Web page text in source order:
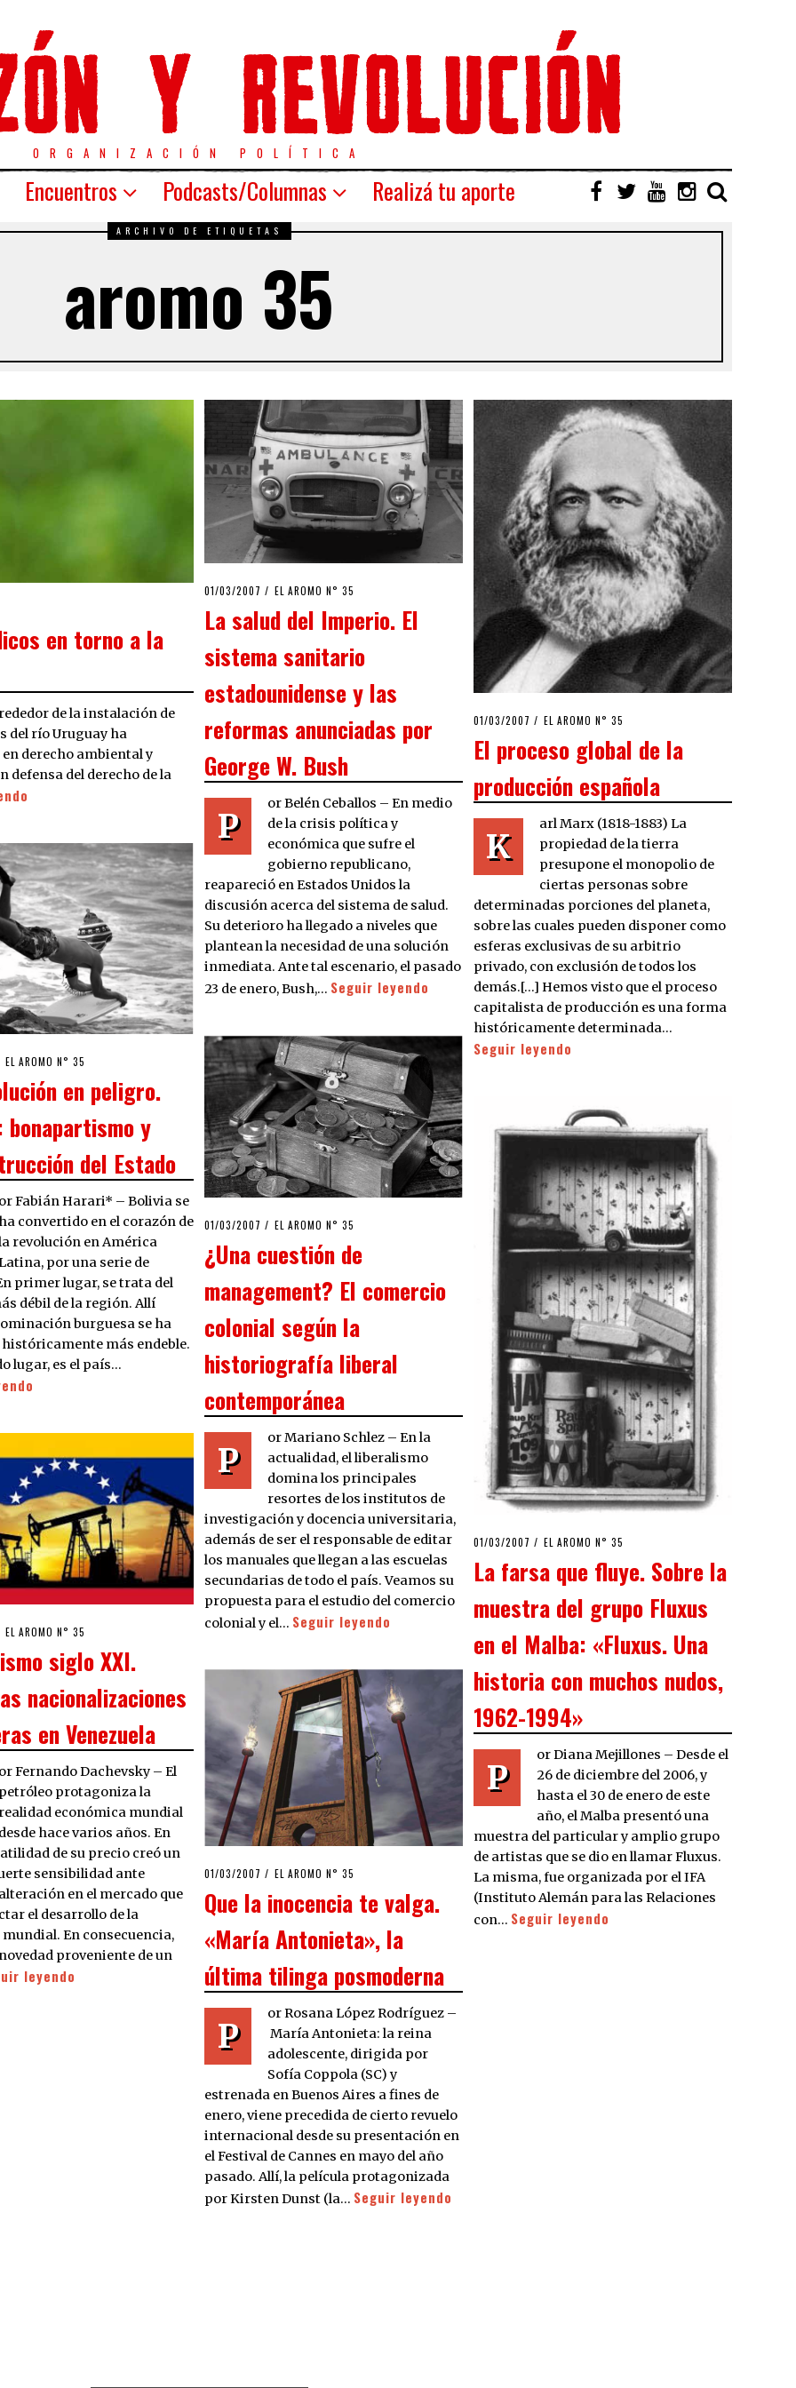
ORGANIZACIÓN POLÍTICA
Encuentros Podcasts/Columnas Realizá tu aporte
ARCHIVO DE ETIQUETAS
aromo 35
en torno a la
de la instalación de
del río Uruguay ha
derecho ambiental y
defensa del derecho de la
POSTED
01/03/2007 23/03/2020
EL AROMO N° 35
La salud del Imperio. El
sistema sanitario
estadounidense y las
reformas anunciadas por
George W. Bush
P
or Belén Ceballos – En medio
de la crisis política y
económica que sufre el
gobierno republicano,
reapareció en Estados Unidos la
discusión acerca del sistema de salud.
Su deterioro ha llegado a niveles que
plantean la necesidad de una solución
inmediata. Ante tal escenario, el pasado
23 de enero, Bush,… Seguir leyendo
POSTED
01/03/2007 23/03/2020
EL AROMO N° 35
El proceso global de la
producción española
K
arl Marx (1818-1883) La
propiedad de la tierra
presupone el monopolio de
ciertas personas sobre
determinadas porciones del planeta,
sobre las cuales pueden disponer como
esferas exclusivas de su arbitrio
privado, con exclusión de todos los
demás.[…] Hemos visto que el proceso
capitalista de producción es una forma
históricamente determinada…
Seguir leyendo
03/2020
EL AROMO N° 35
en peligro.
bonapartismo y
del Estado
or Fabián Harari* – Bolivia se
ha convertido en el corazón de
revolución en América
por una serie de
primer lugar, se trata del
débil de la región. Allí
burguesa se ha
más endeble.
lugar, es el país…
POSTED
01/03/2007 23/03/2020
EL AROMO N° 35
¿Una cuestión de
management? El comercio
colonial según la
historiografía liberal
contemporánea
P
or Mariano Schlez – En la
actualidad, el liberalismo
domina los principales
resortes de los institutos de
investigación y docencia universitaria,
además de ser el responsable de editar
los manuales que llegan a las escuelas
secundarias de todo el país. Veamos su
propuesta para el estudio del comercio
colonial y el… Seguir leyendo
POSTED
01/03/2007 23/03/2020
EL AROMO N° 35
La farsa que fluye. Sobre la
muestra del grupo Fluxus
en el Malba: «Fluxus. Una
historia con muchos nudos,
1962-1994»
P
or Diana Mejillones – Desde el
26 de diciembre del 2006, y
hasta el 30 de enero de este
año, el Malba presentó una
muestra del particular y amplio grupo
de artistas que se dio en llamar Fluxus.
La misma, fue organizada por el IFA
(Instituto Alemán para las Relaciones
con… Seguir leyendo
03/2020
EL AROMO N° 35
siglo XXI.
nacionalizaciones
en Venezuela
or Fernando Dachevsky – El
petróleo protagoniza la
realidad económica mundial
desde hace varios años. En
de su precio creó un
sensibilidad ante
en el mercado que
el desarrollo de la
En consecuencia,
proveniente de un
leyendo
POSTED
01/03/2007 23/03/2020
EL AROMO N° 35
Que la inocencia te valga.
«María Antonieta», la
última tilinga posmoderna
P
or Rosana López Rodríguez –
María Antonieta: la reina
adolescente, dirigida por
Sofía Coppola (SC) y
estrenada en Buenos Aires a fines de
enero, viene precedida de cierto revuelo
internacional desde su presentación en
el Festival de Cannes en mayo del año
pasado. Allí, la película protagonizada
por Kirsten Dunst (la… Seguir leyendo